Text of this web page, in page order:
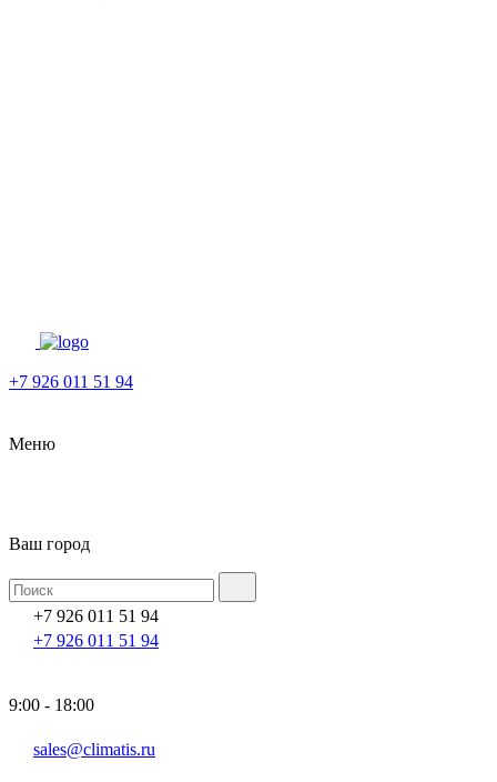
+7 926 011 51 94
Меню
Ваш город
+7 926 011 51 94
+7 926 011 51 94
9:00 - 18:00
sales@climatis.ru